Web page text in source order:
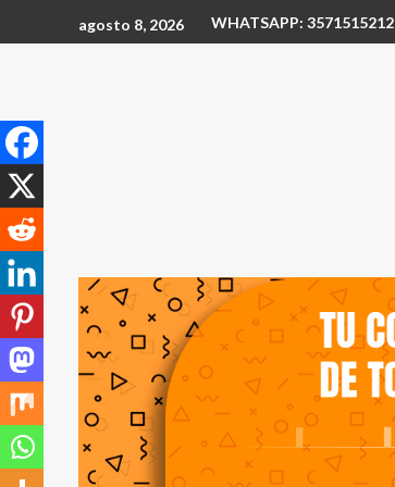
agosto 8, 2026 WHATSAPP: 3571515212